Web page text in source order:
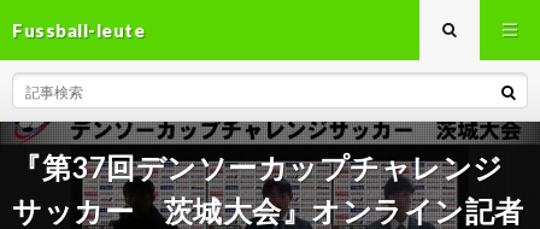
Fussball-leute
『第37回デンソーカップチャレンジ
サッカー 茨城大会』オンライン記者